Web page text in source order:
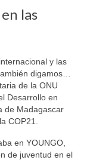
las
y las
digamos…
de la ONU
Desarrollo en
de Madagascar
COP21.
en YOUNGO,
de juventud en el